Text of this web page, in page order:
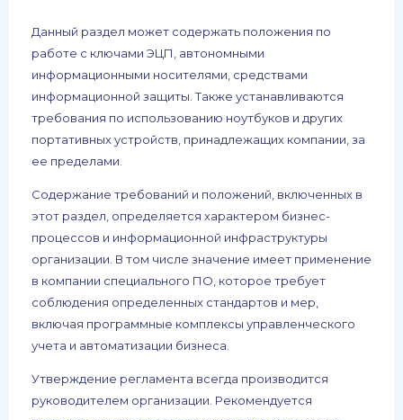
Данный раздел может содержать положения по
работе с ключами ЭЦП, автономными
информационными носителями, средствами
информационной защиты. Также устанавливаются
требования по использованию ноутбуков и других
портативных устройств, принадлежащих компании, за
ее пределами.
Содержание требований и положений, включенных в
этот раздел, определяется характером бизнес-
процессов и информационной инфраструктуры
организации. В том числе значение имеет применение
в компании специального ПО, которое требует
соблюдения определенных стандартов и мер,
включая программные комплексы управленческого
учета и автоматизации бизнеса.
Утверждение регламента всегда производится
руководителем организации. Рекомендуется